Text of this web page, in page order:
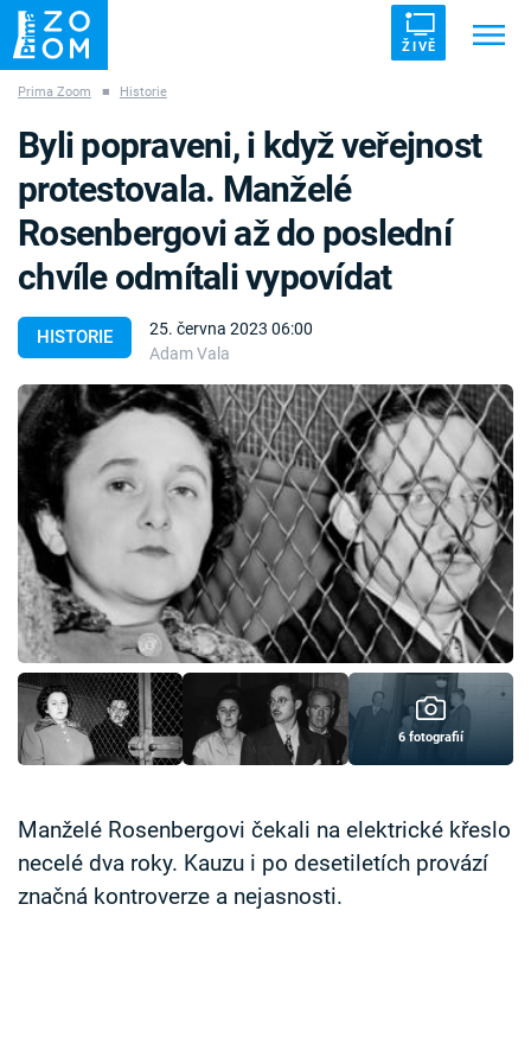
ŽIVĚ
ZÁHADY VETŘELCI DÁVNOVĚKU
Témata
Témata
Pořady
TV Program
Časopis
Sledujte prima+
Přihlášení
Prima Zoom ■ Historie
HISTORIE
25. června 2023 06:00
Adam Vala
Byli popraveni, i když veřejnost
protestovala. Manželé
Rosenbergovi až do poslední
chvíle odmítali vypovídat
6 fotografií
Manželé Rosenbergovi čekali na elektrické křeslo
necelé dva roky. Kauzu i po desetiletích provází
značná kontroverze a nejasnosti.